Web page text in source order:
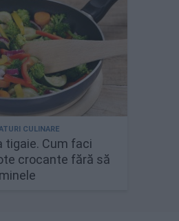
tigaie. Cum faci
crocante fără să